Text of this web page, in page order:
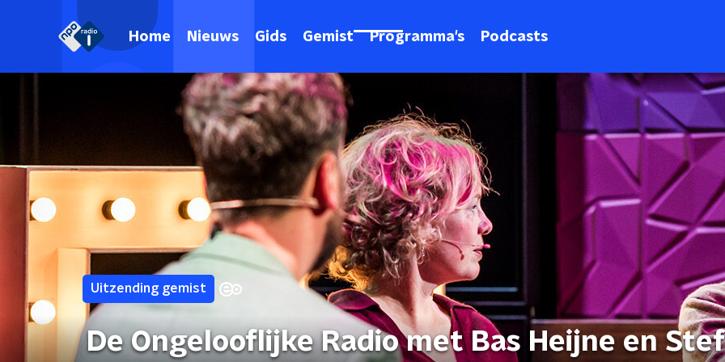
Home Nieuws Gids Gemist Programma's Podcasts
Uitzending gemist
De Ongelooflijke Radio met Bas Heijne en